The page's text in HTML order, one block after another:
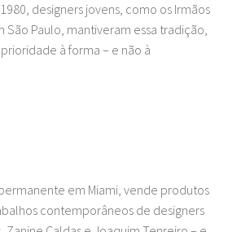
designers jovens, como os Irmãos
São Paulo, mantiveram essa tradição,
à forma – e não à
em Miami, vende produtos
contemporâneos de designers